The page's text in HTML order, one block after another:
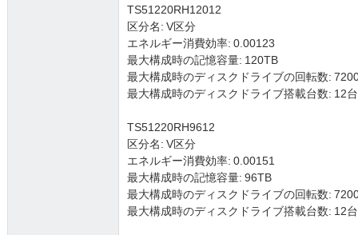
TS51220RH12012
区分名: V区分
エネルギー消費効率: 0.00123
最大構成時の記憶容量: 120TB
最大構成時のディスクドライブの回転数:
最大構成時のディスクドライブ搭載台数: 12
TS51220RH9612
区分名: V区分
エネルギー消費効率: 0.00151
最大構成時の記憶容量: 96TB
最大構成時のディスクドライブの回転数:
最大構成時のディスクドライブ搭載台数: 12